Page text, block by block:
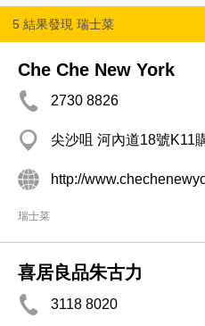
5 結果發現 瑞士菜
Che Che New York
2730 8826
尖沙咀 河內道18號K11
http://
瑞士菜
喜居良品朱古力
3118 8020